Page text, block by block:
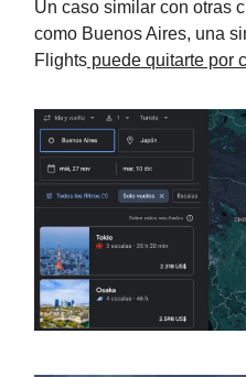
Un caso similar con otras
como Buenos Aires, una
Flights puede quitarte por